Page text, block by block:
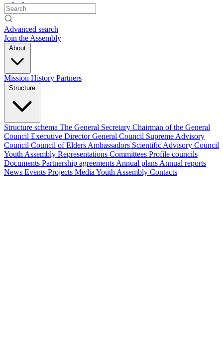
Advanced search
Join the Assembly
About
Mission History Partners
Structure
Structure schema The General Secretary Chairman of the General
Council Executive DirectorGeneral Council Supreme Advisory
Council Council of Elders Ambassadors Scientific Advisory Council
Youth Assembly Representations Committees Profile councils
Documents Partnership agreements Annual plans Annual reports
News Events Projects Media Youth Assembly Contacts